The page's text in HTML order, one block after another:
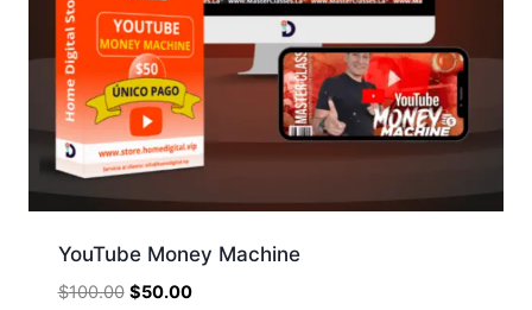
YouTube Money Machine
$100.00 $50.00